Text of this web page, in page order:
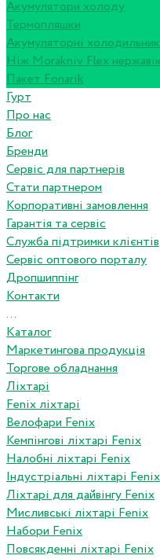
Акумулятори холоду
Термопляшки
Акумуляторні
Ніж Morakniv Flex
Пакет Fonarik
Гурт
Про нас
Блог
Бренди
Сервіс для партнерів
Стати партнером
Корпоративні замовлення
Гарантія та сервіс
Служба підтримки клієнтів
Сервіс оптового порталу
Дропшиппінг
Контакти
...
Каталог
Маркетингова продукція
Торгове обладнання
Ліхтарі
Fenix ліхтарі
Велофари Fenix
Кемпінгові ліхтарі Fenix
Налобні ліхтарі Fenix
Індустріальні ліхтарі Fenix
Ліхтарі для дайвінгу Fenix
Мисливські ліхтарі Fenix
Набори Fenix
Повсякденні ліхтарі Fenix